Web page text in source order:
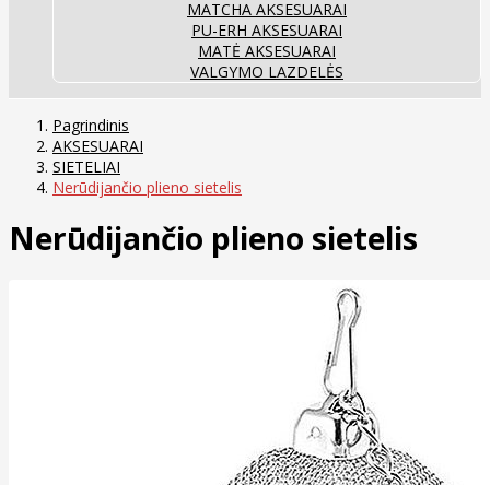
MATCHA AKSESUARAI
PU-ERH AKSESUARAI
MATĖ AKSESUARAI
VALGYMO LAZDELĖS
Pagrindinis
AKSESUARAI
SIETELIAI
Nerūdijančio plieno sietelis
Nerūdijančio plieno sietelis